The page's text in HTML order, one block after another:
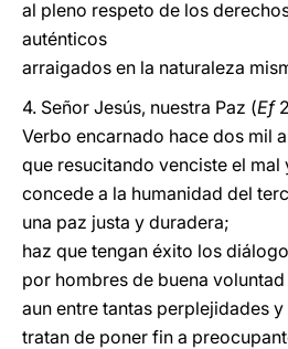
al pleno respeto de los
auténticos
arraigados en la naturaleza
4. Señor Jesús, nuestra Paz (Ef
Verbo encarnado hace dos mil
que resucitando venciste el mal
concede a la humanidad del
una paz justa y duradera;
haz que tengan éxito los
por hombres de buena voluntad
aun entre tantas perplejidades
tratan de poner fin a